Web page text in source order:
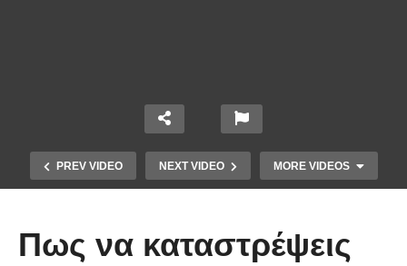
PREV VIDEO NEXT VIDEO MORE VIDEOS
Πως να καταστρέψεις